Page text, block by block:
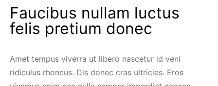
Faucibus nullam luctus
felis pretium donec
Amet tempus viverra ut libero nascetur id veni
ridiculus rhoncus. Dis donec cras ultricies. Eros